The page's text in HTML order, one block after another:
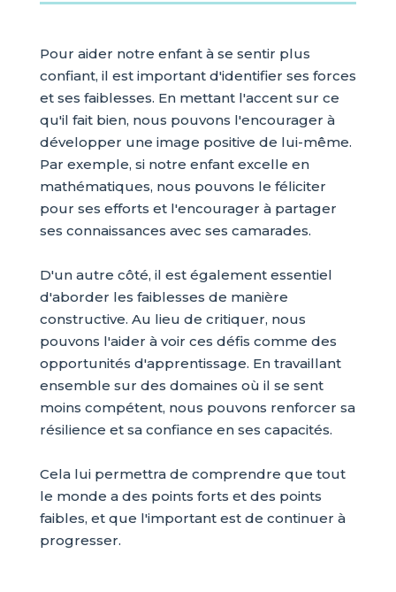
Pour aider notre enfant à se sentir plus
confiant, il est important d'identifier ses forces
et ses faiblesses. En mettant l'accent sur ce
qu'il fait bien, nous pouvons l'encourager à
développer une image positive de lui-même.
Par exemple, si notre enfant excelle en
mathématiques, nous pouvons le féliciter
pour ses efforts et l'encourager à partager
ses connaissances avec ses camarades.
D'un autre côté, il est également essentiel
d'aborder les faiblesses de manière
constructive. Au lieu de critiquer, nous
pouvons l'aider à voir ces défis comme des
opportunités d'apprentissage. En travaillant
ensemble sur des domaines où il se sent
moins compétent, nous pouvons renforcer sa
résilience et sa confiance en ses capacités.
Cela lui permettra de comprendre que tout
le monde a des points forts et des points
faibles, et que l'important est de continuer à
progresser.